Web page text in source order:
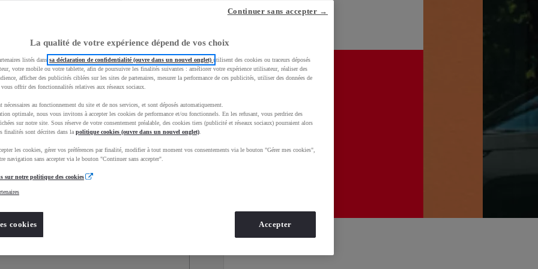
Services Concession
Occasions
La qualité de votre expérience dépend de vos choix
listés dans sa déclaration de confidentialité (ouvre dans un nouvel onglet) utilisent des cookies ou traceurs déposés
votre mobile ou votre tablette, afin de poursuivre les finalités suivantes : améliorer votre expérience utilisateur, réaliser des
afficher des publicités ciblées sur les sites de partenaires, mesurer la performance de ces publicités, utiliser des données de
offrir des fonctionnalités relatives aux réseaux sociaux.
nécessaires au fonctionnement du site et de nos services, et sont déposés automatiquement.
optimale, nous vous invitons à accepter les cookies de performance et/ou fonctionnels. En les refusant, vous perdriez des
sur notre site. Sous réserve de votre consentement préalable, des cookies tiers (publicité et réseaux sociaux) pourraient alors
finalités sont décrites dans la politique cookies (ouvre dans un nouvel onglet)
les cookies, gérer vos préférences par finalité, modifier à tout moment vos consentements via le bouton "Gérer mes cookies",
navigation sans accepter via le bouton "Continuer sans accepter".
sur notre politique des cookies
cookies
Continuer sans accepter →
Accepter